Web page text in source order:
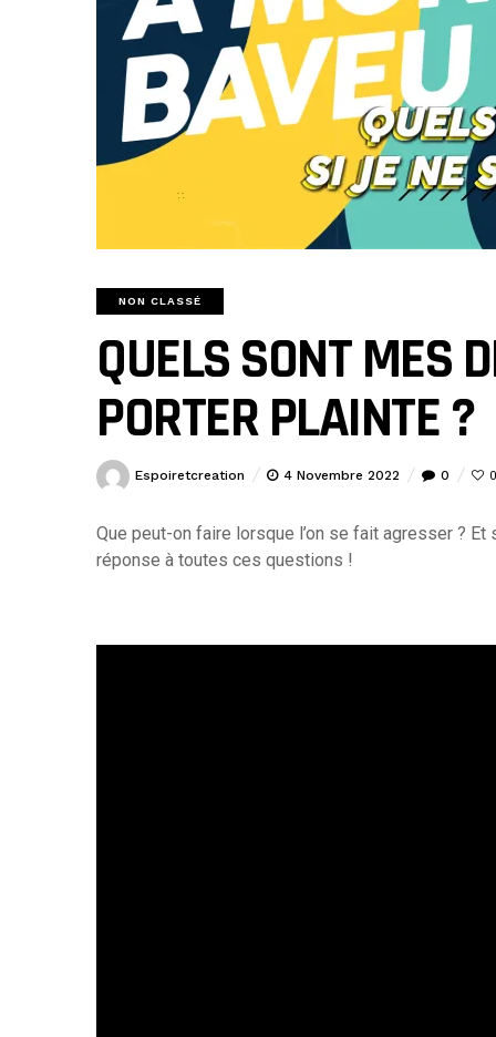
NON CLASSÉ
QUELS SONT MES
PORTER PLAINTE ?
Espoiretcreation 4 Novembre 2022 0 0
Que peut-on faire lorsque l’on se fait agresser ?
réponse à toutes ces questions !